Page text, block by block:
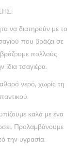
να διατηρούν με το
που βράζει σε
πολλούς
ίδια τσαγιέρα.
νερό, χωρίς τη
καλά με ένα
Προλαμβάνουμε
την υγρασία.